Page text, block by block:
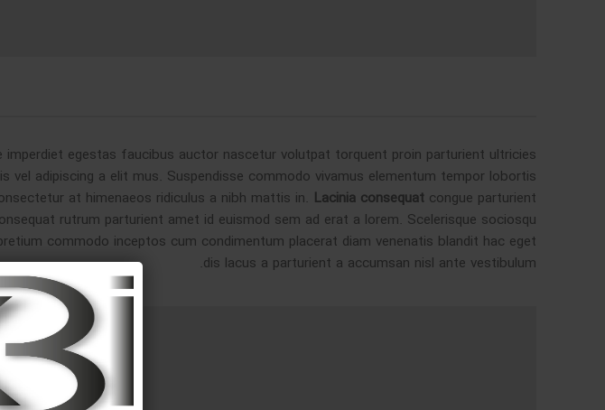
imperdiet egestas faucibus auctor nascetur volutpat torquent proin parturient ultricies
vel adipiscing a elit mus. Suspendisse commodo vivamus elementum tempor lobortis
at himenaeos ridiculus a nibh mattis in. Lacinia consequat congue parturient
rutrum parturient amet id euismod sem ad erat a lorem. Scelerisque sociosqu
commodo inceptos cum condimentum placerat diam venenatis blandit hac eget
dis lacus a parturient a accumsan nisl ante vestibulum.